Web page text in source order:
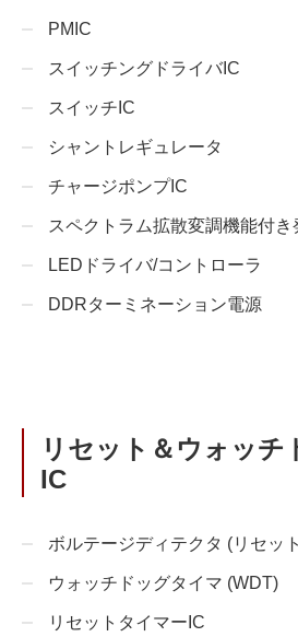
PMIC
スイッチングドライバIC
スイッチIC
シャントレギュレータ
チャージポンプIC
スペクトラム拡散変調機能付き
LEDドライバ/コントローラ
DDRターミネーション電源
リセット＆ウォッチ
IC
ボルテージディテクタ (リセッ
ウォッチドッグタイマ (WDT)
リセットタイマーIC